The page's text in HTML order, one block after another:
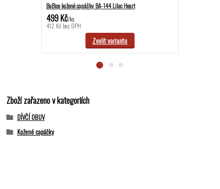
BaBice kožené capáčky BA-144 Lilac Heart
499 Kč/ks
412 Kč bez DPH
Zvolit variantu
Zboží zařazeno v kategoriích
DÍVČÍ OBUV
Kožené capáčky